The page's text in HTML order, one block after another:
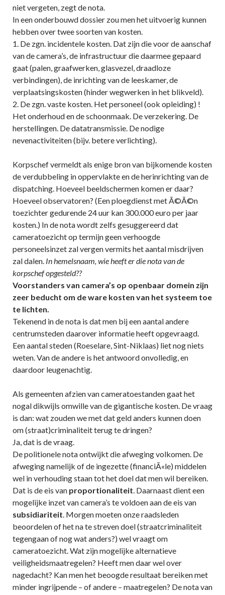
niet vergeten, zegt de nota.
In een onderbouwd dossier zou men het uitvoerig kunnen
hebben over twee soorten van kosten.
1. De zgn. incidentele kosten. Dat zijn die voor de aanschaf
van de camera’s, de infrastructuur die daarmee gepaard
gaat (palen, graafwerken, glasvezel, draadloze
verbindingen), de inrichting van de leeskamer, de
verplaatsingskosten (hinder wegwerken in het blikveld).
2. De zgn. vaste kosten. Het personeel (ook opleiding) !
Het onderhoud en de schoonmaak. De verzekering. De
herstellingen. De datatransmissie. De nodige
nevenactiviteiten (bijv. betere verlichting).
Korpschef vermeldt als enige bron van bijkomende kosten
de verdubbeling in oppervlakte en de herinrichting van de
dispatching. Hoeveel beeldschermen komen er daar?
Hoeveel observatoren? (Een ploegdienst met Ã©Ã©n
toezichter gedurende 24 uur kan 300.000 euro per jaar
kosten.) In de nota wordt zelfs gesuggereerd dat
cameratoezicht op termijn geen verhoogde
personeelsinzet zal vergen vermits het aantal misdrijven
zal dalen. In hemelsnaam, wie heeft er die nota van de
korpschef opgesteld??
Voorstanders van camera’s op openbaar domein zijn
zeer beducht om de ware kosten van het systeem toe
te lichten.
Tekenend in de nota is dat men bij een aantal andere
centrumsteden daarover informatie heeft opgevraagd.
Een aantal steden (Roeselare, Sint-Niklaas) liet nog niets
weten. Van de andere is het antwoord onvolledig, en
daardoor leugenachtig.
Als gemeenten afzien van cameratoestanden gaat het
nogal dikwijls omwille van de gigantische kosten. De vraag
is dan: wat zouden we met dat geld anders kunnen doen
om (straat)criminaliteit terug te dringen?
Ja, dat is de vraag.
De politionele nota ontwijkt die afweging volkomen. De
afweging namelijk of de ingezette (financiÃ«le) middelen
wel in verhouding staan tot het doel dat men wil bereiken.
Dat is de eis van proportionaliteit. Daarnaast dient een
mogelijke inzet van camera’s te voldoen aan de eis van
subsidiariteit. Morgen moeten onze raadsleden
beoordelen of het na te streven doel (straatcriminaliteit
tegengaan of nog wat anders?) wel vraagt om
cameratoezicht. Wat zijn mogelijke alternatieve
veiligheidsmaatregelen? Heeft men daar wel over
nagedacht? Kan men het beoogde resultaat bereiken met
minder ingrijpende – of andere – maatregelen? De nota van